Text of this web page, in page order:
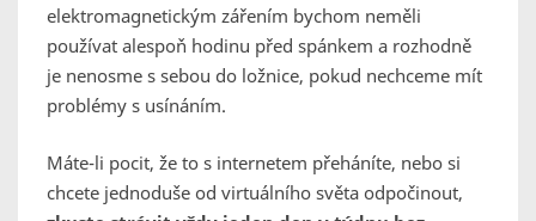
elektromagnetickým zářením bychom neměli
používat alespoň hodinu před spánkem a rozhodně
je nenosme s sebou do ložnice, pokud nechceme mít
problémy s usínáním.
Máte-li pocit, že to s internetem přeháníte, nebo si
chcete jednoduše od virtuálního světa odpočinout,